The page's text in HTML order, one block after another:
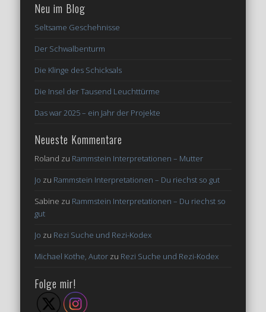
Neu im Blog
Seltsame Geschehnisse
Der Schwalbenturm
Die Klinge des Schicksals
Die Insel der Tausend Leuchttürme
Das war 2025 – ein Jahr der Projekte
Neueste Kommentare
Roland zu Rammstein Interpretationen – Mutter
Jo zu Rammstein Interpretationen – Du riechst so gut
Sabine zu Rammstein Interpretationen – Du riechst so
gut
Jo zu Rezi Suche und Rezi-Kodex
Michael Kothe, Autor zu Rezi Suche und Rezi-Kodex
Folge mir!